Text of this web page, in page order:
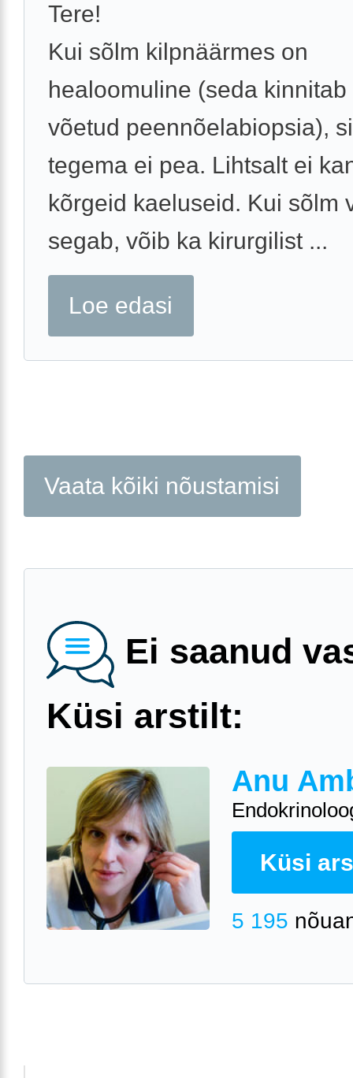
Tere!
Kui sõlm kilpnäärmes on
healoomuline (seda
võetud peennõelabiopsia),
tegema ei pea. Lihtsalt ei
kõrgeid kaeluseid. Kui sõlm
segab, võib ka kirurgilist ...
Loe edasi
Vaata kõiki nõustamisi
Ei saanud
Küsi arstilt:
Anu
Küsi
5 195